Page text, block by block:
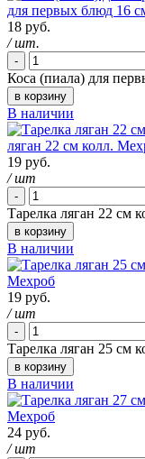
для первых блюд 16
18 руб.
/ шт.
-
Коса (пиала) для
в корзину
В наличии
ляган 22 см колл.
19 руб.
/ шт
-
Тарелка ляган 22 см
в корзину
В наличии
Мехроб
19 руб.
/ шт
-
Тарелка ляган 25 см
в корзину
В наличии
Мехроб
24 руб.
/ шт